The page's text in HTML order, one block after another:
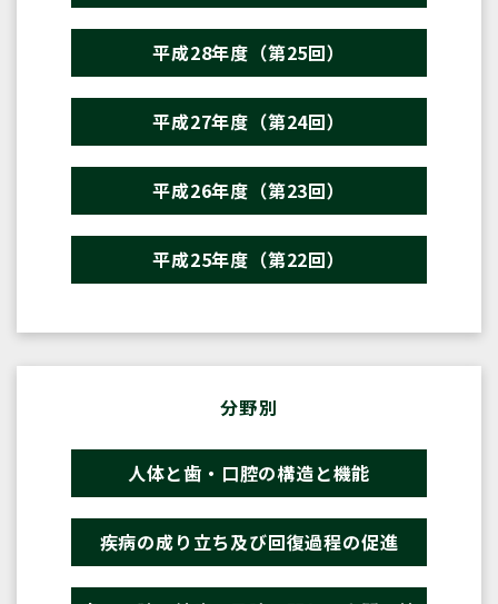
平成28年度（第25回）
平成27年度（第24回）
平成26年度（第23回）
平成25年度（第22回）
分野別
人体と歯・口腔の構造と機能
疾病の成り立ち及び回復過程の促進